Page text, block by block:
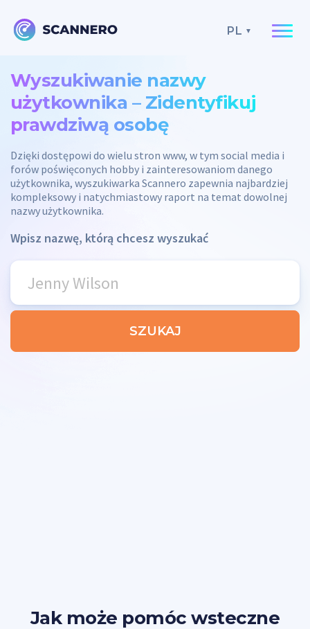
PL
Wyszukiwanie nazwy
użytkownika – Zidentyfikuj
prawdziwą osobę
Dzięki dostępowi do wielu stron www, w tym social media i
forów poświęconych hobby i zainteresowaniom danego
użytkownika, wyszukiwarka Scannero zapewnia najbardziej
kompleksowy i natychmiastowy raport na temat dowolnej
nazwy użytkownika.
Wpisz nazwę, którą chcesz wyszukać
SZUKAJ
Jak może pomóc wsteczne